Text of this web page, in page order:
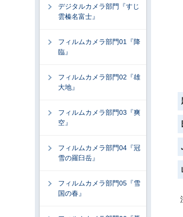
デジタルカメラ部門『すじ
雲榛名富士』
フィルムカメラ部門01『降
臨』
フィルムカメラ部門02『雄
大地』
フィルムカメラ部門03『爽
空』
フィルムカメラ部門04『冠
雪の羅臼岳』
フィルムカメラ部門05『雪
国の春』